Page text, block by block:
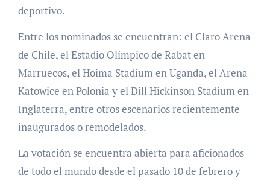
deportivo.
Entre los nominados se encuentran: el Claro Arena
de Chile, el Estadio Olímpico de Rabat en
Marruecos, el Hoima Stadium en Uganda, el Arena
Katowice en Polonia y el Dill Hickinson Stadium en
Inglaterra, entre otros escenarios recientemente
inaugurados o remodelados.
La votación se encuentra abierta para aficionados
de todo el mundo desde el pasado 10 de febrero y